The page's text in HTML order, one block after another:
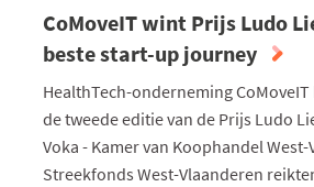
CoMoveIT wint Prijs Ludo
beste start-up journey
HealthTech-onderneming
de tweede editie van de Prijs Ludo
Voka - Kamer van Koophandel
Streekfonds West-Vlaanderen